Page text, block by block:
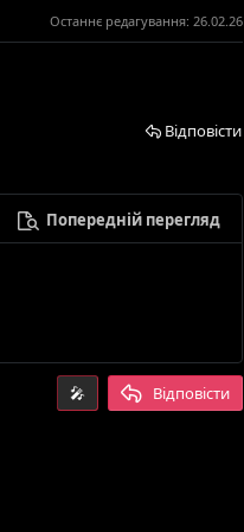
Останнє редагування: 26.02.26
Відповісти
BB-кодів
Попередній перегляд
🎤 Відповісти